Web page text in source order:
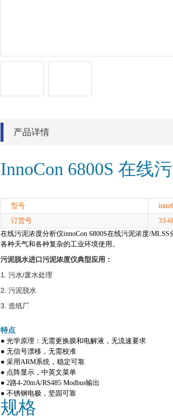
产品详情
InnoCon 6800S 在线
型号
订货号
33-
在线污泥浓度分析仪innoCon 6800S在线污泥浓度/MLSS
各种天气和各种复杂的工业环境使用。
污泥脱水进口污泥浓度仪典型应用：
1. 污水/废水处理
2. 污泥脱水
3. 造纸厂
特点
● 光学原理：无需更换膜和电解液，无流速要求
● 无信号漂移，无需校准
● 采用ARM系统，稳定可靠
● 点阵显示，中英文菜单
● 2路4-20mA/RS485 Modbus输出
● 不锈钢电极，坚固可靠
规格